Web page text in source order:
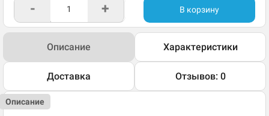
- + В корзину
Описание Характеристики
Доставка Отзывов: 0
Описание